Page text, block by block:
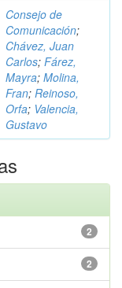
Consejo de
Comunicación;
Chávez, Juan
Carlos; Fárez,
Mayra; Molina,
Fran; Reinoso,
Orfa; Valencia,
Gustavo
2
2